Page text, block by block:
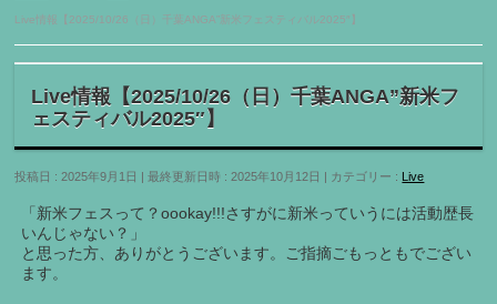
Live情報【2025/10/26（日）千葉ANGA”新米フェスティバル2025″】
Live情報【2025/10/26（日）千葉ANGA”新米フ
ェスティバル2025″】
投稿日 : 2025年9月1日 最終更新日時 : 2025年10月12日 カテゴリー : Live
「新米フェスって？oookay!!!さすがに新米っていうには活動歴長
いんじゃない？」
と思った方、ありがとうございます。ご指摘ごもっともでござい
ます。